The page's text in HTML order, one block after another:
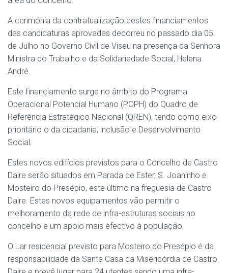
A cerimónia da contratualização destes financiamentos
das candidaturas aprovadas decorreu no passado dia 05
de Julho no Governo Civil de Viseu na presença da Senhora
Ministra do Trabalho e da Solidariedade Social, Helena
André.
Este financiamento surge no âmbito do Programa
Operacional Potencial Humano (POPH) do Quadro de
Referência Estratégico Nacional (QREN), tendo como eixo
prioritário o da cidadania, inclusão e Desenvolvimento
Social.
Estes novos edifícios previstos para o Concelho de Castro
Daire serão situados em Parada de Ester, S. Joaninho e
Mosteiro do Presépio, este último na freguesia de Castro
Daire. Estes novos equipamentos vão permitir o
melhoramento da rede de infra-estruturas sociais no
concelho e um apoio mais efectivo à população.
O Lar residencial previsto para Mosteiro do Presépio é da
responsabilidade da Santa Casa da Misericórdia de Castro